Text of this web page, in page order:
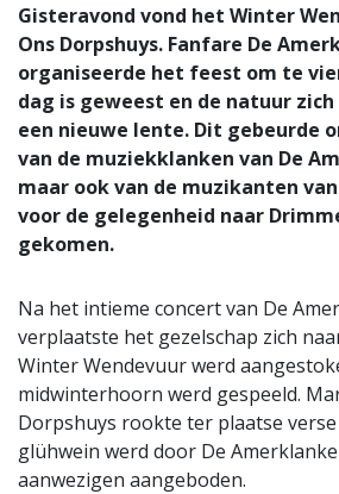
Gisteravond vond het Winter
Ons Dorpshuys. Fanfare De
organiseerde het feest om te
dag is geweest en de natuur
een nieuwe lente. Dit gebeurde
van de muziekklanken van De
maar ook van de muzikanten
voor de gelegenheid naar
gekomen.
Na het intieme concert van De
verplaatste het gezelschap zich
Winter Wendevuur werd
midwinterhoorn werd gespeeld.
Dorpshuys rookte ter plaatse verse
glühwein werd door De
aanwezigen aangeboden.